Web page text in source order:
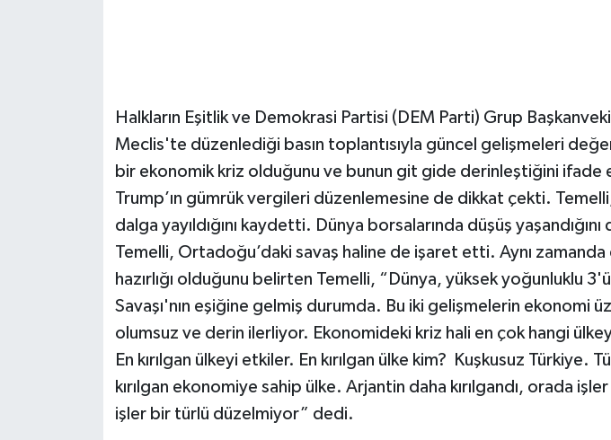
Halkların Eşitlik ve Demokrasi Partisi (DEM Parti) Grup
Meclis'te düzenlediği basın toplantısıyla güncel gelişmeleri
bir ekonomik kriz olduğunu ve bunun git gide derinleştiğini ifade
Trump’ın gümrük vergileri düzenlemesine de dikkat çekti.
dalga yayıldığını kaydetti. Dünya borsalarında düşüş
Temelli, Ortadoğu’daki savaş haline de işaret etti. Aynı
hazırlığı olduğunu belirten Temelli, “Dünya, yüksek yoğunluklu
Savaşı'nın eşiğine gelmiş durumda. Bu iki gelişmelerin ekonomi
olumsuz ve derin ilerliyor. Ekonomideki kriz hali en çok hangi
En kırılgan ülkeyi etkiler. En kırılgan ülke kim? Kuşkusuz Türkiye.
kırılgan ekonomiye sahip ülke. Arjantin daha kırılgandı, orada
işler bir türlü düzelmiyor” dedi.